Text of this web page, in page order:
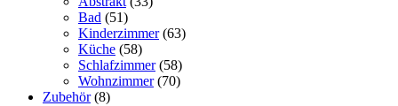
Bad (51)
Kinderzimmer (63)
Küche (58)
Schlafzimmer (58)
Wohnzimmer (70)
Zubehör (8)